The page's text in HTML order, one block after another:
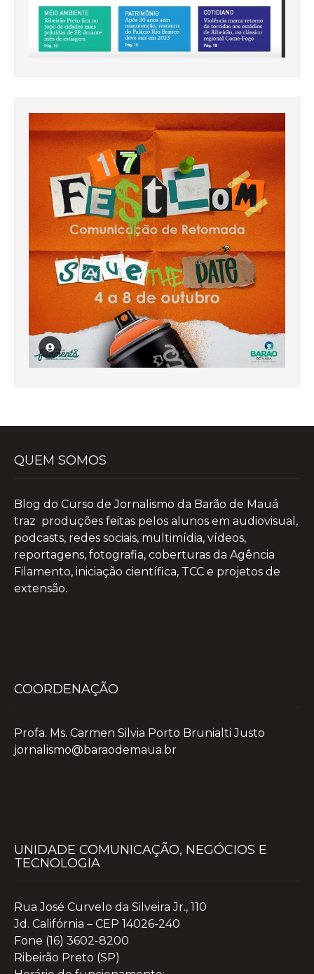
QUEM SOMOS
Blog do Curso de Jornalismo da Barão de Mauá
traz produções feitas pelos alunos em audiovisual,
podcasts, redes sociais, multimídia, vídeos,
reportagens, fotografia, coberturas da Agência
Filamento, iniciação científica, TCC e projetos de
extensão.
COORDENAÇÃO
Profa. Ms. Carmen Silvia Porto Brunialti Justo
jornalismo@baraodemaua.br
UNIDADE COMUNICAÇÃO, NEGÓCIOS E
TECNOLOGIA
Rua José Curvelo da Silveira Jr., 110
Jd. Califórnia – CEP 14026-240
Fone (16) 3602-8200
Ribeirão Preto (SP)